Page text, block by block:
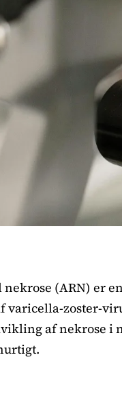
(ARN) er
varicella-zoster-
af nekrose i